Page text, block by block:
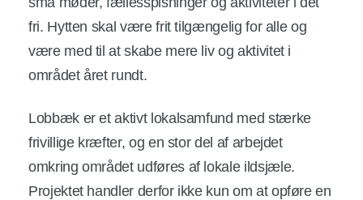
fri. Hytten skal være frit tilgængelig for alle og
være med til at skabe mere liv og aktivitet i
området året rundt.
Lobbæk er et aktivt lokalsamfund med stærke
frivillige kræfter, og en stor del af arbejdet
omkring området udføres af lokale ildsjæle.
Projektet handler derfor ikke kun om at opføre en